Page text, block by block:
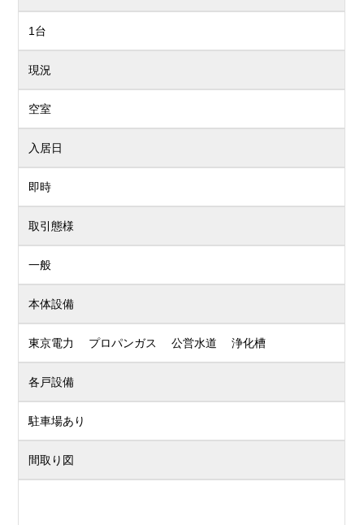
1台
現況
空室
入居日
即時
取引態様
一般
本体設備
東京電力 プロパンガス 公営水道 浄化槽
各戸設備
駐車場あり
間取り図